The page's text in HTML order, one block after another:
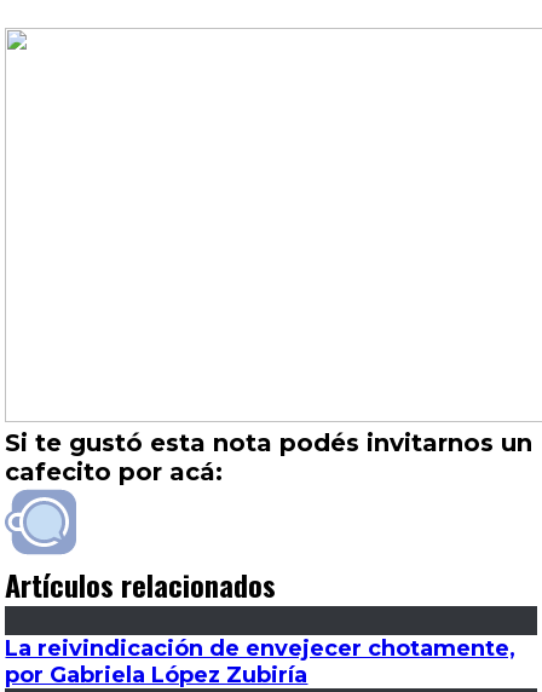
Si te gustó esta nota podés invitarnos un
cafecito por acá:
Artículos relacionados
La reivindicación de envejecer chotamente,
por Gabriela López Zubiría